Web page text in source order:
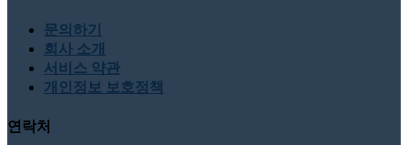
문의하기
회사 소개
서비스 약관
개인정보 보호정책
연락처